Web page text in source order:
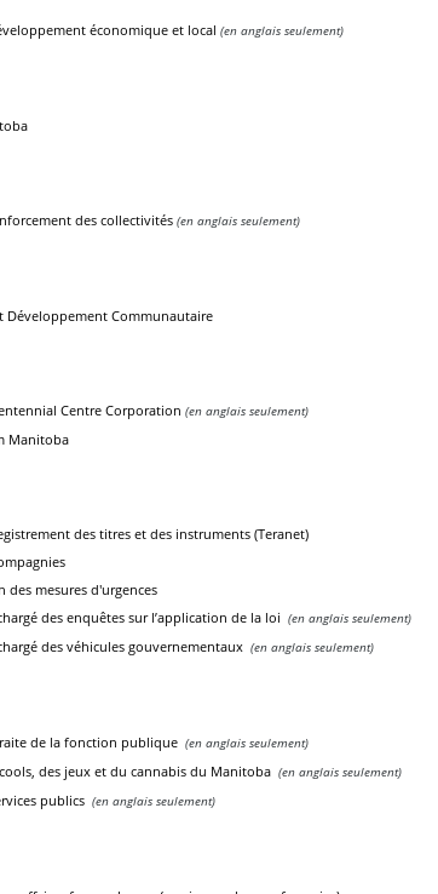
économique et local (en anglais seulement)
des collectivités (en anglais seulement)
Développement Communautaire
Centre Corporation (en anglais seulement)
Manitoba
des titres et des instruments (Teranet)
des mesures d'urgences
des enquêtes sur l’application de la loi (en anglais seulement)
des véhicules gouvernementaux (en anglais seulement)
de la fonction publique (en anglais seulement)
des jeux et du cannabis du Manitoba (en anglais seulement)
publics (en anglais seulement)